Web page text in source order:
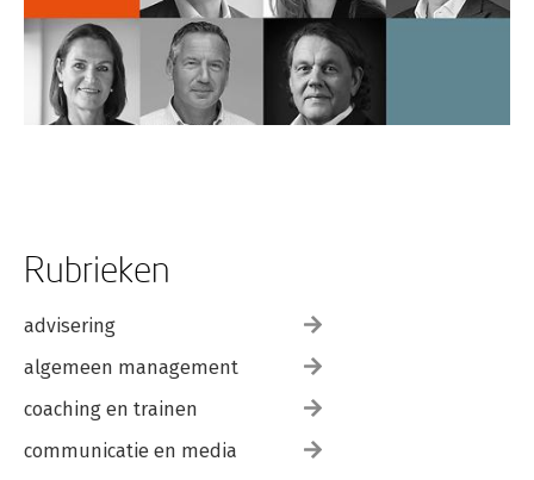
Rubrieken
advisering
algemeen management
coaching en trainen
communicatie en media